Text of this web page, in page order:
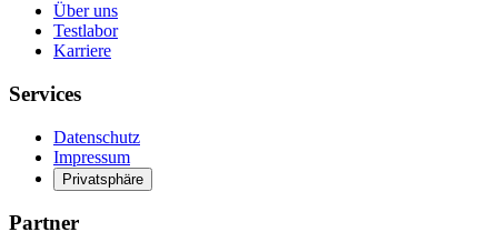
Über uns
Testlabor
Karriere
Services
Datenschutz
Impressum
Privatsphäre
Partner